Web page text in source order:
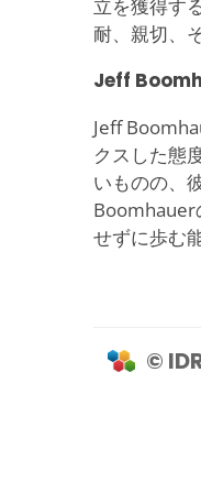
立を獲得す
耐、親切、
Jeff
Jeff
クスした態
いものの、
Boomhauer
せずに歩む
©